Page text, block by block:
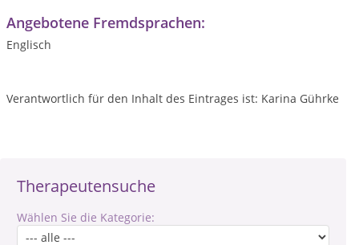
Therapeutensuche
Wählen Sie die Kategorie:
Angebotene Fremdsprachen:
Englisch
Verantwortlich für den Inhalt des Eintrages ist: Karina Gührke